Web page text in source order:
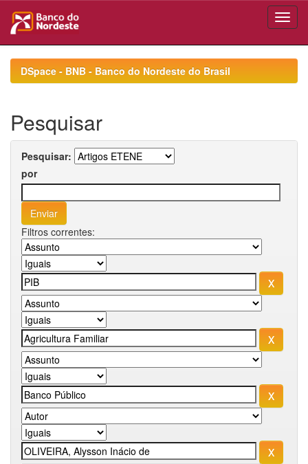
navigationDSpace - BNB - Banco do Nordeste do Brasil
Pesquisar
Pesquisar:
por
Filtros correntes: